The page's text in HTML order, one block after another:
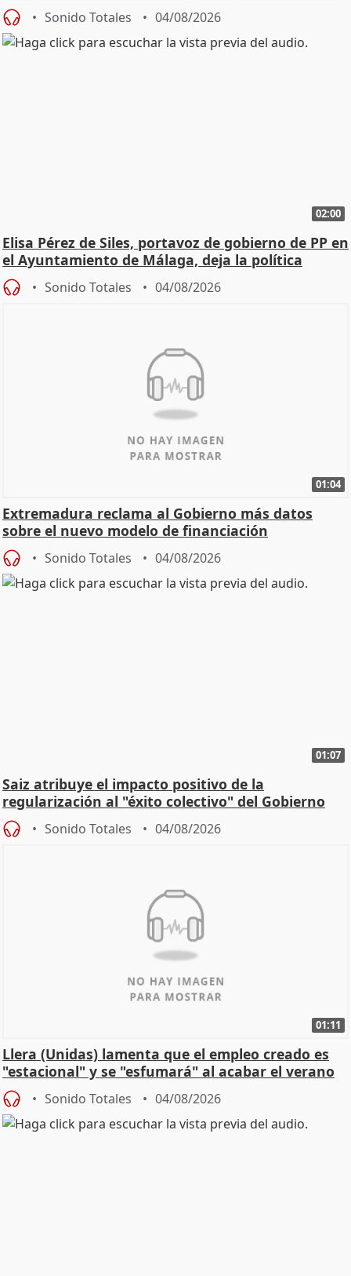
Sonido Totales 04/08/2026
02:00
Elisa Pérez de Siles, portavoz de gobierno de PP en
el Ayuntamiento de Málaga, deja la política
Sonido Totales 04/08/2026
01:04
Extremadura reclama al Gobierno más datos
sobre el nuevo modelo de financiación
Sonido Totales 04/08/2026
01:07
Saiz atribuye el impacto positivo de la
regularización al "éxito colectivo" del Gobierno
Sonido Totales 04/08/2026
01:11
Llera (Unidas) lamenta que el empleo creado es
"estacional" y se "esfumará" al acabar el verano
Sonido Totales 04/08/2026